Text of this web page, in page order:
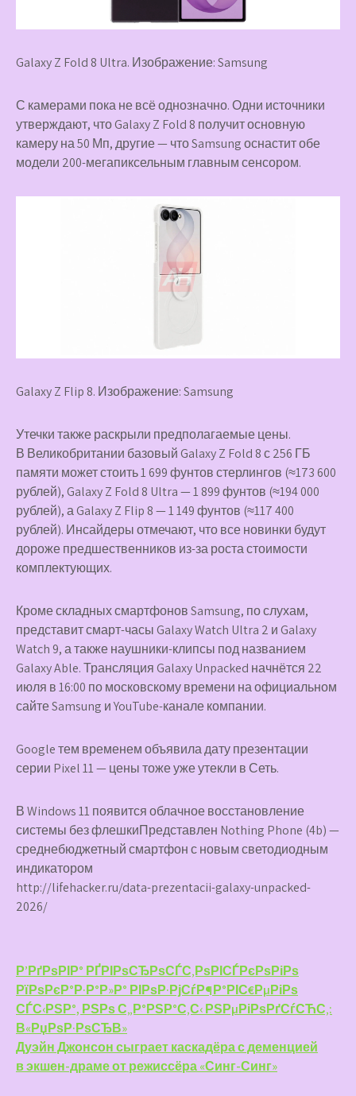
Galaxy Z Fold 8 Ultra. Изображение: Samsung
С камерами пока не всё однозначно. Одни источники
утверждают, что Galaxy Z Fold 8 получит основную
камеру на 50 Мп, другие — что Samsung оснастит обе
модели 200-мегапиксельным главным сенсором.
Galaxy Z Flip 8. Изображение: Samsung
Утечки также раскрыли предполагаемые цены.
В Великобритании базовый Galaxy Z Fold 8 с 256 ГБ
памяти может стоить 1 699 фунтов стерлингов (≈173 600
рублей), Galaxy Z Fold 8 Ultra — 1 899 фунтов (≈194 000
рублей), а Galaxy Z Flip 8 — 1 149 фунтов (≈117 400
рублей). Инсайдеры отмечают, что все новинки будут
дороже предшественников из-за роста стоимости
комплектующих.
Кроме складных смартфонов Samsung, по слухам,
представит смарт-часы Galaxy Watch Ultra 2 и Galaxy
Watch 9, а также наушники-клипсы под названием
Galaxy Able. Трансляция Galaxy Unpacked начнётся 22
июля в 16:00 по московскому времени на официальном
сайте Samsung и YouTube-канале компании.
Google тем временем объявила дату презентации
серии Pixel 11 — цены тоже уже утекли в Сеть.
В Windows 11 появится облачное восстановление
системы без флешкиПредставлен Nothing Phone (4b) —
среднебюджетный смартфон с новым светодиодным
индикатором
http://lifehacker.ru/data-prezentacii-galaxy-unpacked-
2026/
Навигация
по
записям
Р’РґРѕРІР° РҐРІРѕСЂРѕСЃС‚РѕРІСЃРєРѕРіРѕ
РїРѕРєР°Р·Р°Р»Р° РІРѕР·РјСѓР¶Р°РІС€РµРіРѕ
СЃС‹РЅР°, РЅРѕ С„Р°РЅР°С‚С‹ РЅРµРіРѕРґСѓСЋС‚:
В«РџРѕР·РѕСЂВ»
Дуэйн Джонсон сыграет каскадёра с деменцией
в экшен-драме от режиссёра «Синг-Синг»